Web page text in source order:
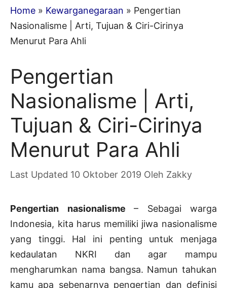
Home » Kewarganegaraan » Pengertian
Nasionalisme | Arti, Tujuan & Ciri-Cirinya
Menurut Para Ahli
Pengertian
Nasionalisme | Arti,
Tujuan & Ciri-Cirinya
Menurut Para Ahli
10 Oktober 2019 Oleh Zakky
Pengertian nasionalisme – Sebagai warga
Indonesia, kita harus memiliki jiwa nasionalisme
yang tinggi. Hal ini penting untuk menjaga
kedaulatan NKRI dan agar mampu
mengharumkan nama bangsa. Namun tahukan
kamu apa sebenarnya pengertian dan definisi